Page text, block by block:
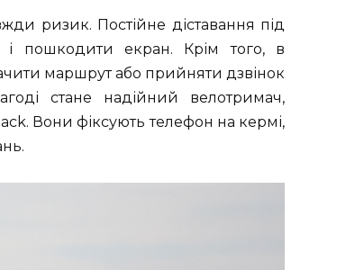
ризик. Постійне діставання під
і пошкодити екран. Крім того, в
маршрут або прийняти дзвінок
стане надійний велотримач,
Вони фіксують телефон на кермі,